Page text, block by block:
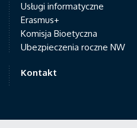
Usługi informatyczne
Erasmus+
Komisja Bioetyczna
Ubezpieczenia roczne NW
Kontakt